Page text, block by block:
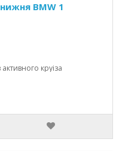
BMW 1
круіза